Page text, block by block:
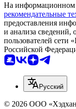
На информационном
рекомендательные
предоставления
и анализа сведений,
пользователей сети
Российской
Русский
© 2026 ООО